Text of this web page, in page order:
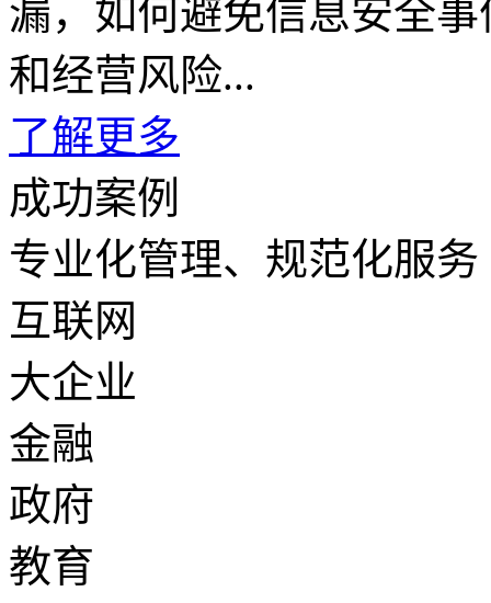
漏，如何避免信息安全
和经营风险...
了解更多
成功案例
专业化管理、规范化服务
互联网
大企业
金融
政府
教育